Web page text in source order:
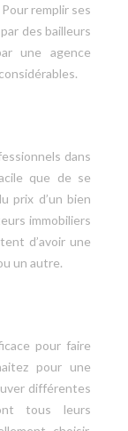
remplir ses
des bailleurs
une agence
dans
que de se
prix d’un bien
immobiliers
d’avoir une
un autre.
pour faire
pour une
différentes
tous leurs